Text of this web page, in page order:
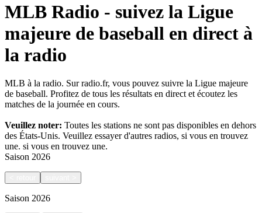
MLB Radio - suivez la Ligue
majeure de baseball en direct à
la radio
MLB à la radio. Sur radio.fr, vous pouvez suivre la Ligue majeure
de baseball. Profitez de tous les résultats en direct et écoutez les
matches de la journée en cours.
Veuillez noter: Toutes les stations ne sont pas disponibles en dehors
des États-Unis. Veuillez essayer d'autres radios, si vous en trouvez
une. si vous en trouvez une.
Saison 2026
Saison 2026